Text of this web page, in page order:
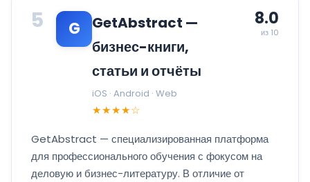
5 G
GetAbstract —
бизнес-книги,
статьи и отчёты
iOS · Android · Web
★★★★☆
8.0
из 10
GetAbstract — специализированная платформа
для профессионального обучения с фокусом на
деловую и бизнес-литературу. В отличие от